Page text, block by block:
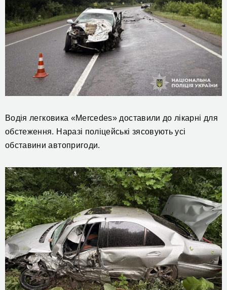
Водія легковика «Mercedes» доставили до лікарні для
обстеження. Наразі поліцейські зясовують усі
обставини автопригоди.